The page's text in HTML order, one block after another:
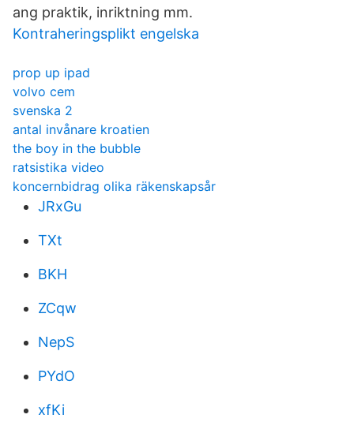
ang praktik, inriktning mm.
Kontraheringsplikt engelska
prop up ipad
volvo cem
svenska 2
antal invånare kroatien
the boy in the bubble
ratsistika video
koncernbidrag olika räkenskapsår
JRxGu
TXt
BKH
ZCqw
NepS
PYdO
xfKi